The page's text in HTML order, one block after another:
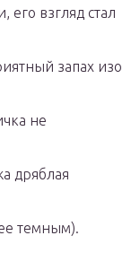
его взгляд стал
запах изо
не
дряблая
темным).